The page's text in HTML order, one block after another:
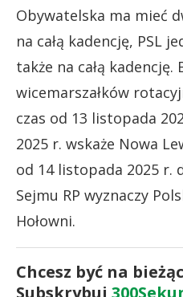
Obywatelska ma mieć
na całą kadencję, PSL
także na całą kadencję.
wicemarszałków
czas od 13 listopada
2025 r. wskaże Nowa
od 14 listopada 2025 r.
Sejmu RP wyznaczy
Hołowni.
Chcesz być na
Subskrybuj